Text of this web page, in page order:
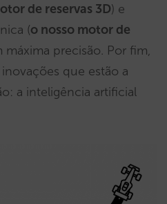
de reservas 3D) e
(o nosso motor de
precisão. Por fim,
que estão a
a inteligência artificial